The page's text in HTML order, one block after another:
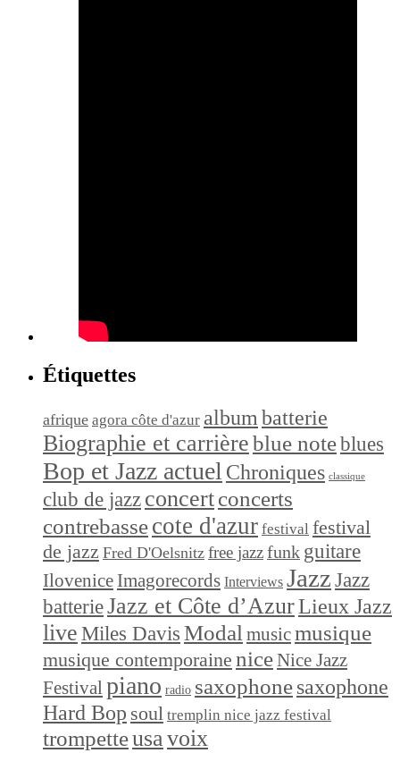
Étiquettes
afrique agora côte d'azur album batterie
Biographie et carrièreblue noteblues
Bop et Jazz actuel Chroniques classique
club de jazz concertconcerts
contrebassecote d'azur festival festival
de jazz Fred D'Oelsnitz free jazzfunk guitare
Ilovenice Imagorecords Interviews Jazz Jazz
batterieJazz et Côte d’AzurLieux Jazz
live Miles Davis Modal musicmusique
musique contemporaine niceNice Jazz
Festival piano radio saxophonesaxophone
Hard Bop soul tremplin nice jazz festival
trompetteusa voix